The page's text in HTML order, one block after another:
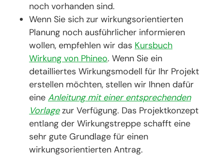
noch vorhanden sind.
Wenn Sie sich zur wirkungsorientierten
Planung noch ausführlicher informieren
wollen, empfehlen wir das Kursbuch
Wirkung von Phineo. Wenn Sie ein
detailliertes Wirkungsmodell für Ihr Projekt
erstellen möchten, stellen wir Ihnen dafür
eine Anleitung mit einer entsprechenden
Vorlagezur Verfügung. Das Projektkonzept
entlang der Wirkungstreppe schafft eine
sehr gute Grundlage für einen
wirkungsorientierten Antrag.